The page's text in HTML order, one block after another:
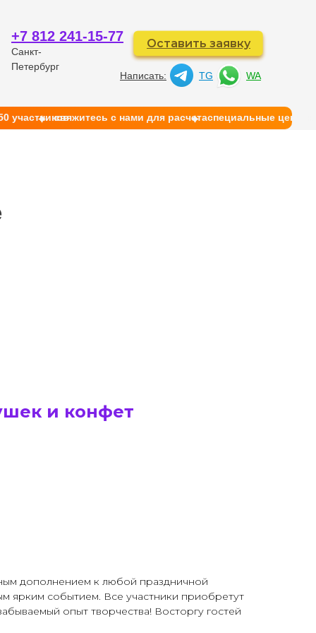
+7 812 241-15-77 Оставить заявку
Санкт-
Петербург
Написать:
TG WA
cпециальные цены
свяжитесь с нами для расчета
участников
и конфет
дополнением к любой праздничной
ярким событием. Все участники приобретут
опыт творчества! Восторгу гостей